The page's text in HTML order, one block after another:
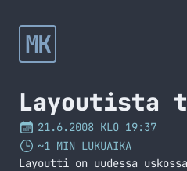
MK
Layoutista
21.6.2008 KLO 19:37
~1 MIN LUKUAIKA
Layoutti on uudessa